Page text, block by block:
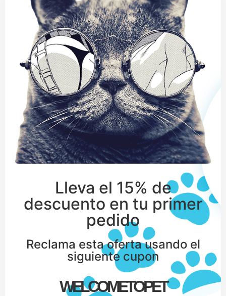
Lleva el 15% de
descuento en tu primer
pedido
Reclama esta oferta usando el
siguiente cupon
WELCOMETOPET